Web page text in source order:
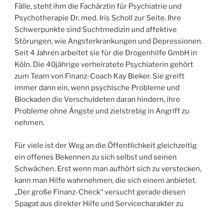
Fälle, steht ihm die Fachärztin für Psychiatrie und
Psychotherapie Dr. med. Iris Scholl zur Seite. Ihre
Schwerpunkte sind Suchtmedizin und affektive
Störungen, wie Angsterkrankungen und Depressionen.
Seit 4 Jahren arbeitet sie für die Drogenhilfe GmbH in
Köln. Die 40jährige verheiratete Psychiaterin gehört
zum Team von Finanz-Coach Kay Bieker. Sie greift
immer dann ein, wenn psychische Probleme und
Blockaden die Verschuldeten daran hindern, ihre
Probleme ohne Ängste und zielstrebig in Angriff zu
nehmen.
Für viele ist der Weg an die Öffentlichkeit gleichzeitig
ein offenes Bekennen zu sich selbst und seinen
Schwächen. Erst wenn man aufhört sich zu verstecken,
kann man Hilfe wahrnehmen, die sich einem anbietet.
„Der große Finanz-Check“ versucht gerade diesen
Spagat aus direkter Hilfe und Servicecharakter zu